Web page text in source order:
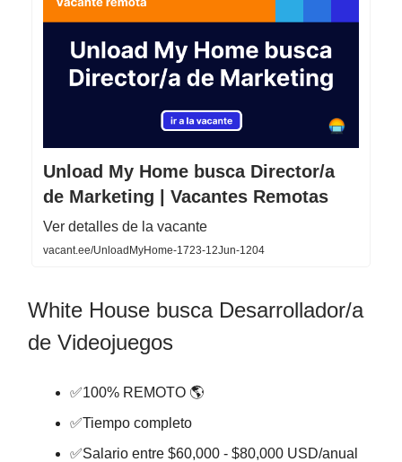
Unload My Home busca Director/a
de Marketing | Vacantes Remotas
Ver detalles de la vacante
vacant.ee/UnloadMyHome-1723-12Jun-1204
White House busca Desarrollador/a
de Videojuegos
✅100% REMOTO 🌎
✅Tiempo completo
✅Salario entre $60,000 - $80,000 USD/anual